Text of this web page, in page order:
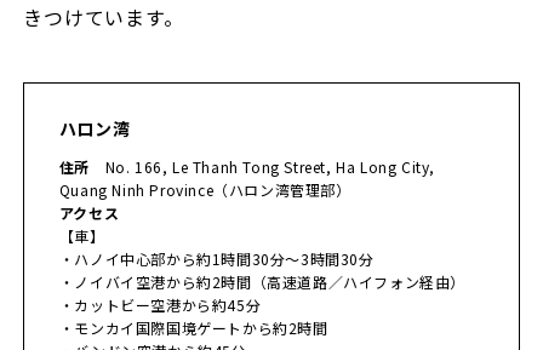
きつけています。
ハロン湾
住所 No. 166, Le Thanh Tong Street, Ha Long City,
Quang Ninh Province（ハロン湾管理部）
アクセス
【車】
・ハノイ中心部から約1時間30分〜3時間30分
・ノイバイ空港から約2時間（高速道路／ハイフォン経由）
・カットビー空港から約45分
・モンカイ国際国境ゲートから約2時間